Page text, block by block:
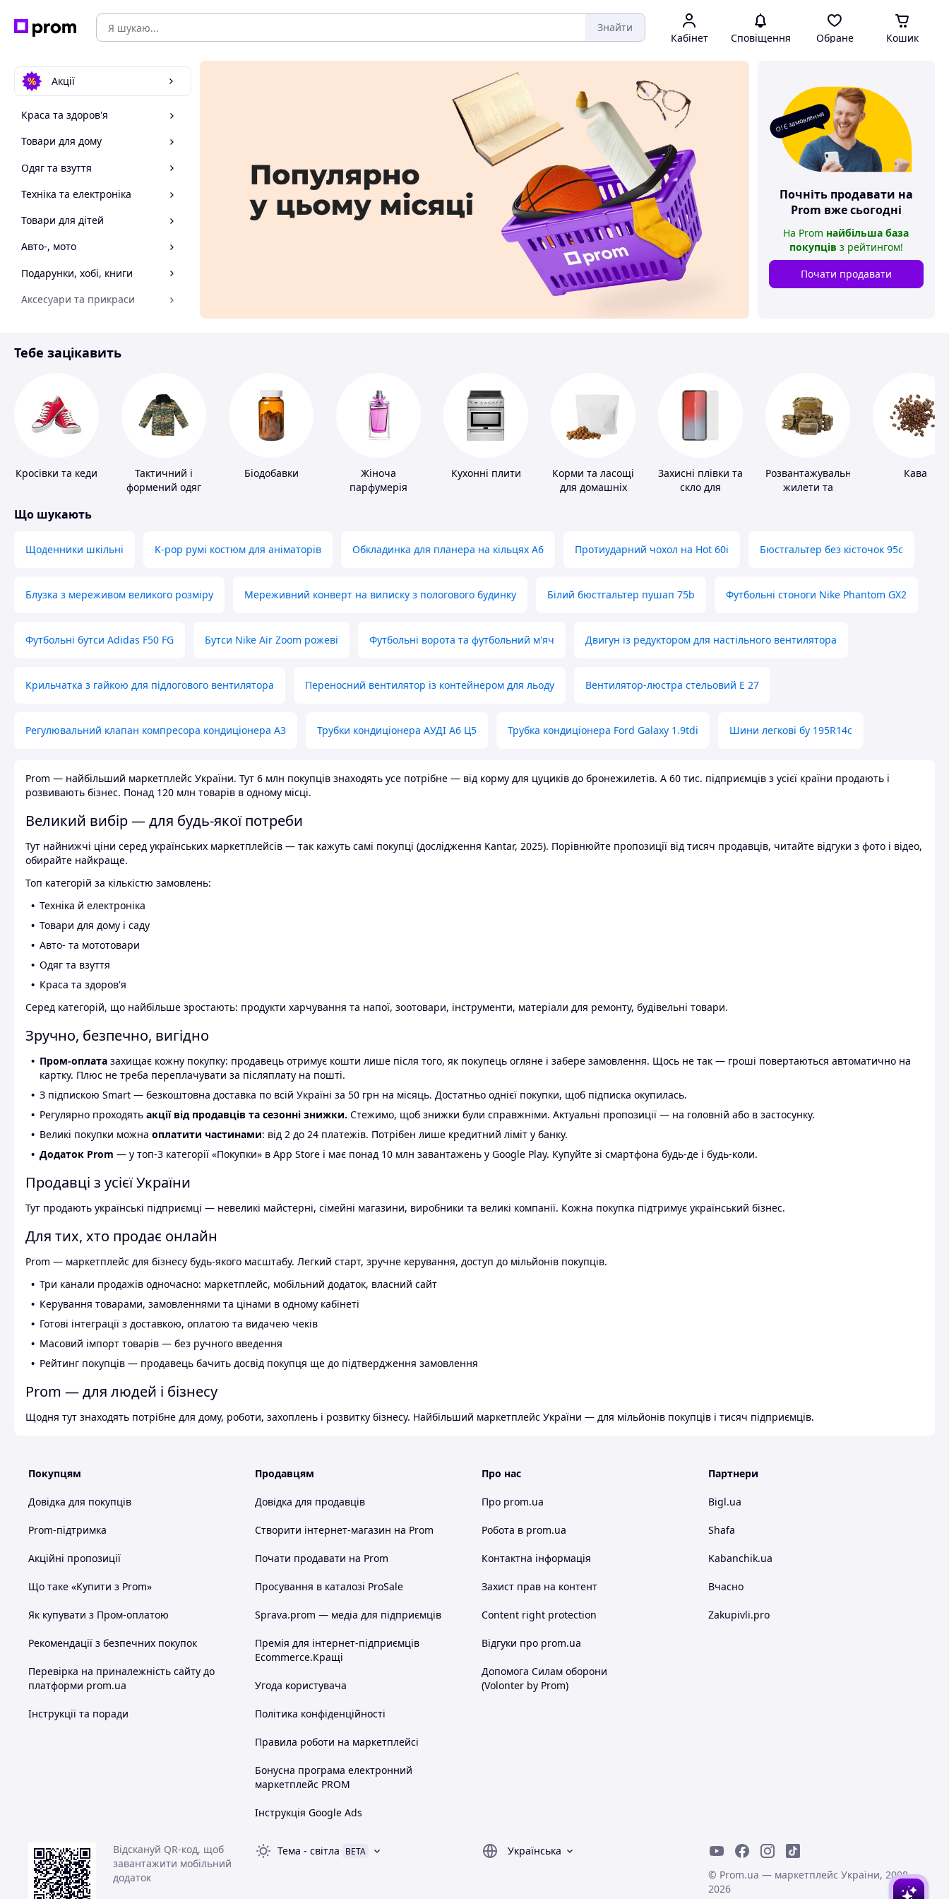
Знайти
Кабінет Сповіщення Обране Кошик
Акції
Краса та здоров'я
Товари для дому
Одяг та взуття
Техніка та електроніка
Товари для дітей
Авто-, мото
Подарунки, хобі, книги
Аксесуари та прикраси
Спорт і відпочинок
О! Є замовлення
Почніть продавати на
Prom вже сьогодні
На Prom найбільша база
покупців з рейтингом!
Почати продавати
Тебе зацікавить
Кросівки та кеди
Тактичний і
формений одяг
Біодобавки
Жіноча
парфумерія
Кухонні плити
Корми та ласощі
для домашніх
Захисні плівки та
скло для
Розвантажувальні
жилети та
Кава
Що шукають
Щоденники шкільні K-pop румі костюм для аніматорів Обкладинка для планера на кільцях А6 Протиударний чохол на Hot 60i Бюстгальтер без кісточок 95с
Блузка з мереживом великого розміру Мереживний конверт на виписку з пологового будинку Білий бюстгальтер пушап 75b Футбольні стоноги Nike Phantom GX2
Футбольні бутси Adidas F50 FG Бутси Nike Air Zoom рожеві Футбольні ворота та футбольний м'яч Двигун із редуктором для настільного вентилятора
Крильчатка з гайкою для підлогового вентилятора Переносний вентилятор із контейнером для льоду Вентилятор-люстра стельовий E 27
Регулювальний клапан компресора кондиціонера А3 Трубки кондиціонера АУДІ А6 Ц5 Трубка кондиціонера Ford Galaxy 1.9tdi Шини легкові бу 195R14c
Prom — найбільший маркетплейс України. Тут 6 млн покупців знаходять усе потрібне — від корму для цуциків до бронежилетів. А 60 тис. підприємців з усієї країни продають і
розвивають бізнес. Понад 120 млн товарів в одному місці.
Великий вибір — для будь-якої потреби
Тут найнижчі ціни серед українських маркетплейсів — так кажуть самі покупці (дослідження Kantar, 2025). Порівнюйте пропозиції від тисяч продавців, читайте відгуки з фото і відео,
обирайте найкраще.
Топ категорій за кількістю замовлень:
Техніка й електроніка
Товари для дому і саду
Авто- та мототовари
Одяг та взуття
Краса та здоров'я
Серед категорій, що найбільше зростають: продукти харчування та напої, зоотовари, інструменти, матеріали для ремонту, будівельні товари.
Зручно, безпечно, вигідно
Пром-оплата захищає кожну покупку: продавець отримує кошти лише після того, як покупець огляне і забере замовлення. Щось не так — гроші повертаються автоматично на
картку. Плюс не треба переплачувати за післяплату на пошті.
З підпискою Smart — безкоштовна доставка по всій Україні за 50 грн на місяць. Достатньо однієї покупки, щоб підписка окупилась.
Регулярно проходять акції від продавців та сезонні знижки. Стежимо, щоб знижки були справжніми. Актуальні пропозиції — на головній або в застосунку.
Великі покупки можна оплатити частинами: від 2 до 24 платежів. Потрібен лише кредитний ліміт у банку.
Додаток Prom — у топ-3 категорії «Покупки» в App Store і має понад 10 млн завантажень у Google Play. Купуйте зі смартфона будь-де і будь-коли.
Продавці з усієї України
Тут продають українські підприємці — невеликі майстерні, сімейні магазини, виробники та великі компанії. Кожна покупка підтримує український бізнес.
Для тих, хто продає онлайн
Prom — маркетплейс для бізнесу будь-якого масштабу. Легкий старт, зручне керування, доступ до мільйонів покупців.
Три канали продажів одночасно: маркетплейс, мобільний додаток, власний сайт
Керування товарами, замовленнями та цінами в одному кабінеті
Готові інтеграції з доставкою, оплатою та видачею чеків
Масовий імпорт товарів — без ручного введення
Рейтинг покупців — продавець бачить досвід покупця ще до підтвердження замовлення
Prom — для людей і бізнесу
Щодня тут знаходять потрібне для дому, роботи, захоплень і розвитку бізнесу. Найбільший маркетплейс України — для мільйонів покупців і тисяч підприємців.
Покупцям
Довідка для покупців
Prom-підтримка
Акційні пропозиції
Що таке «Купити з Prom»
Як купувати з Пром-оплатою
Рекомендації з безпечних покупок
Перевірка на приналежність сайту до
платформи prom.ua
Інструкції та поради
Продавцям
Довідка для продавців
Створити інтернет-магазин на Prom
Почати продавати на Prom
Просування в каталозі ProSale
Sprava.prom — медіа для підприємців
Премія для інтернет-підприємців
Ecommerce.Кращі
Угода користувача
Політика конфіденційності
Правила роботи на маркетплейсі
Бонусна програма електронний
маркетплейс PROM
Інструкція Google Ads
Про нас
Про prom.ua
Робота в prom.ua
Контактна інформація
Захист прав на контент
Content right protection
Відгуки про prom.ua
Допомога Силам оборони
(Volonter by Prom)
Партнери
Bigl.ua
Shafa
Kabanchik.ua
Вчасно
Zakupivli.pro
Відскануй QR-код, щоб
завантажити мобільний
додаток
Тема - світла BETA
Українська
© Prom.ua — маркетплейс України, 2008-
2026